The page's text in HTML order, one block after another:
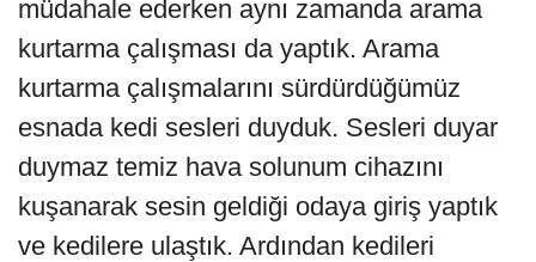
müdahale ederken aynı zamanda arama
kurtarma çalışması da yaptık. Arama
kurtarma çalışmalarını sürdürdüğümüz
esnada kedi sesleri duyduk. Sesleri duyar
duymaz temiz hava solunum cihazını
kuşanarak sesin geldiği odaya giriş yaptık
ve kedilere ulaştık. Ardından kedileri